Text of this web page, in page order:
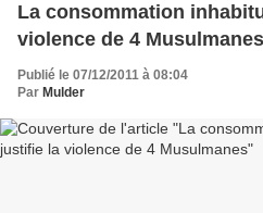
La consommation
violence de 4 Musulmanes
Publié le 07/12/2011 à 08:04
Par Mulder